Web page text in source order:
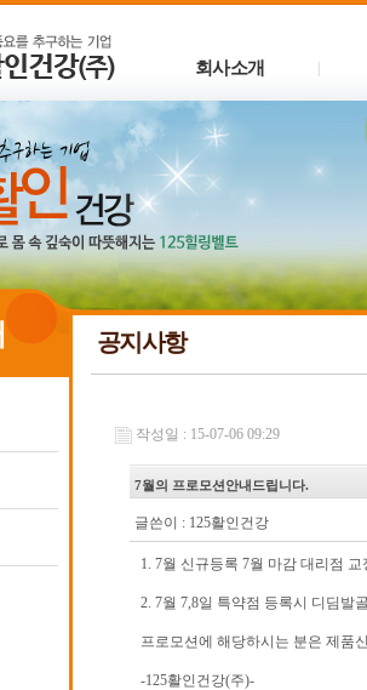
회사소개
공지사항
작성일 : 15-07-06 09:29
7월의 프로모션안내드립니다.
글쓴이 : 125활인건강
1. 7월 신규등록 7월 마감 대리점
2. 7월 7,8일 특약점 등록시 디딤발
프로모션에 해당하시는 분은 제품
-125활인건강(주)-